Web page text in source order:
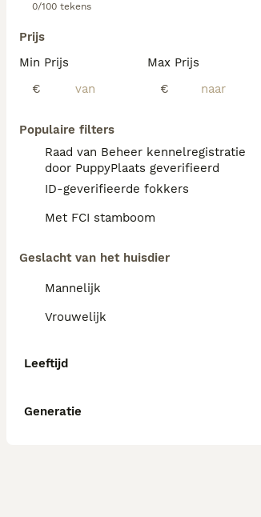
0/100 tekens
Prijs
Min Prijs
€
Max Prijs
€
Populaire filters
Raad van Beheer kennelregistratie
door PuppyPlaats geverifieerd
ID-geverifieerde fokkers
Met FCI stamboom
Geslacht van het huisdier
Mannelijk
Vrouwelijk
Leeftijd
Generatie